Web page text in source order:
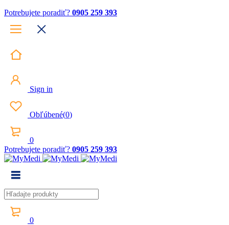
Potrebujete poradiť? 0905 259 393
Sign in
Obľúbené(0)
0
Potrebujete poradiť? 0905 259 393
0